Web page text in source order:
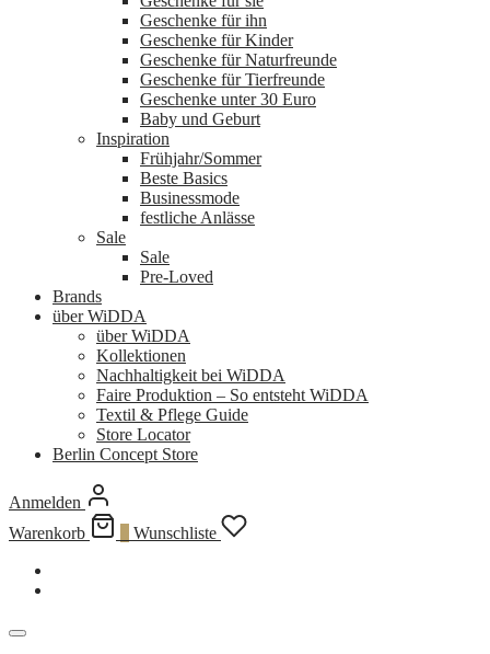
Geschenke für ihn
Geschenke für Kinder
Geschenke für Naturfreunde
Geschenke für Tierfreunde
Geschenke unter 30 Euro
Baby und Geburt
Inspiration
Frühjahr/Sommer
Beste Basics
Businessmode
festliche Anlässe
Sale
Sale
Pre-Loved
Brands
über WiDDA
über WiDDA
Kollektionen
Nachhaltigkeit bei WiDDA
Faire Produktion – So entsteht WiDDA
Textil & Pflege Guide
Store Locator
Berlin Concept Store
Anmelden
Warenkorb
Wunschliste